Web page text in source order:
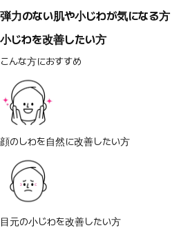
弾力のない肌や小じわが気になる方
小じわを改善したい方
こんな方におすすめ
顔のしわを自然に改善したい方
目元の小じわを改善したい方